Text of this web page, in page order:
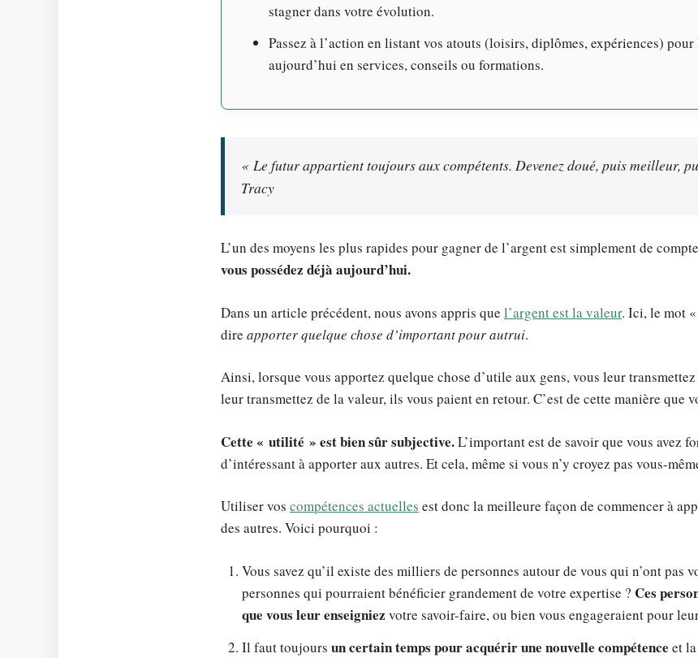
stagner dans votre évolution.
Passez à l’action en listant vos atouts (loisirs, diplômes, expériences)
aujourd’hui en services, conseils ou formations.
« Le futur appartient toujours aux compétents. Devenez doué, puis meilleur,
Tracy
L’un des moyens les plus rapides pour gagner de l’argent est simplement de
vous possédez déjà aujourd’hui.
Dans un article précédent, nous avons appris que l’argent est la valeur. Ici, le mot
dire apporter quelque chose d’important pour autrui.
Ainsi, lorsque vous apportez quelque chose d’utile aux gens, vous leur
leur transmettez de la valeur, ils vous paient en retour. C’est de cette manière que
Cette « utilité » est bien sûr subjective.L’important est de savoir que vous avez
d’intéressant à apporter aux autres. Et cela, même si vous n’y croyez pas vous-
Utiliser vos compétences actuelles est donc la meilleure façon de commencer à
des autres. Voici pourquoi :
Vous savez qu’il existe des milliers de personnes autour de vous qui n’ont pas
personnes qui pourraient bénéficier grandement de votre expertise ? Ces
que vous leur enseigniez votre savoir-faire, ou bien vous engageraient pour
Il faut toujours un certain temps pour acquérir une nouvelle compétence et